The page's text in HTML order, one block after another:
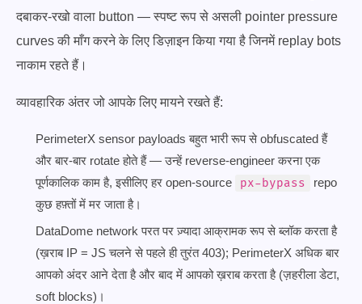
दबाकर-रखो वाला button — स्पष्ट रूप से असली pointer pressure
curves की माँग करने के लिए डिज़ाइन किया गया है जिनमें replay bots
नाकाम रहते हैं।
व्यावहारिक अंतर जो आपके लिए मायने रखते हैं:
PerimeterX sensor payloads बहुत भारी रूप से obfuscated हैं
और बार-बार rotate होते हैं — उन्हें reverse-engineer करना एक
पूर्णकालिक काम है, इसीलिए हर open-source
px-bypass
repo
कुछ हफ़्तों में मर जाता है।
DataDome network परत पर ज़्यादा आक्रामक रूप से ब्लॉक करता है
(ख़राब IP = JS चलने से पहले ही तुरंत 403); PerimeterX अधिक बार
आपको अंदर आने देता है और बाद में आपको ख़राब करता है (ज़हरीला डेटा,
soft blocks)।